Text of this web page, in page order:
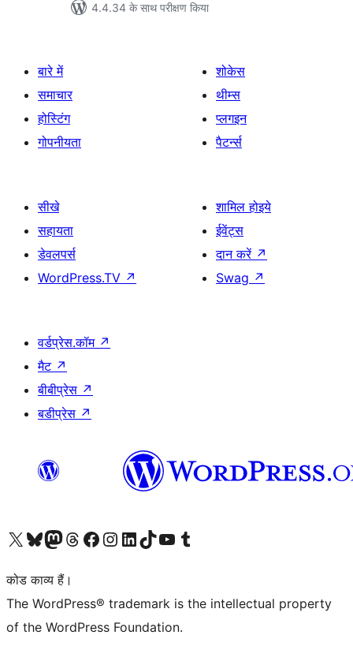
4.4.34 के साथ परीक्षण किया
बारे में
समाचार
होस्टिंग
गोपनीयता
शोकेस
थीम्स
प्लगइन
पैटर्न्स
सीखे
सहायता
डेवलपर्स
WordPress.TV ↗
शामिल होइये
ईवेंट्स
दान करें ↗
Swag ↗
वर्डप्रेस.कॉम ↗
मैट ↗
बीबीप्रेस ↗
बडीप्रेस ↗
Visit our X (formerly Twitter) account
हमारे बलुस्की खाते पर जाएँVisit our Mastodon account
हमारे थ्रेड्स अकाउंट पर जाएंहमारे फेसबुक पेज पर जाएँहमारे इंस्टाग्राम अकाउंट पर जाएंहमारे लिंक्डइन खाते पर जाएँहमारे टिकटॉक खाते पर जाएँहमारे यूट्यूब चैनल पर जाएंहमारे Tumblr खाते पर जाएँ
कोड काव्य हैं।
The WordPress® trademark is the intellectual property
of the WordPress Foundation.